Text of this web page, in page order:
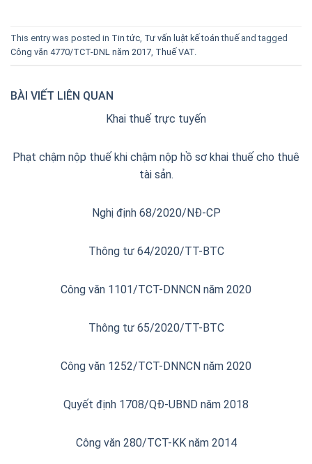
This entry was posted in Tin tức, Tư vấn luật kế toán thuế and tagged
Công văn 4770/TCT-DNL năm 2017, Thuế VAT.
BÀI VIẾT LIÊN QUAN
Khai thuế trực tuyến
Phạt chậm nộp thuế khi chậm nộp hồ sơ khai thuế cho thuê
tài sản.
Nghị định 68/2020/NĐ-CP
Thông tư 64/2020/TT-BTC
Công văn 1101/TCT-DNNCN năm 2020
Thông tư 65/2020/TT-BTC
Công văn 1252/TCT-DNNCN năm 2020
Quyết định 1708/QĐ-UBND năm 2018
Công văn 280/TCT-KK năm 2014